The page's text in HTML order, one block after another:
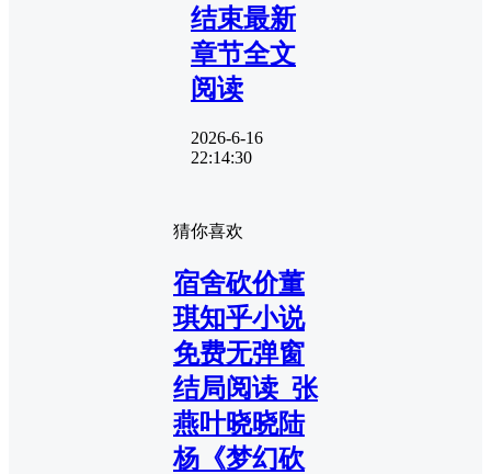
结束最新
章节全文
阅读
2026-6-16
22:14:30
猜你喜欢
宿舍砍价董
琪知乎小说
免费无弹窗
结局阅读_张
燕叶晓晓陆
杨《梦幻砍